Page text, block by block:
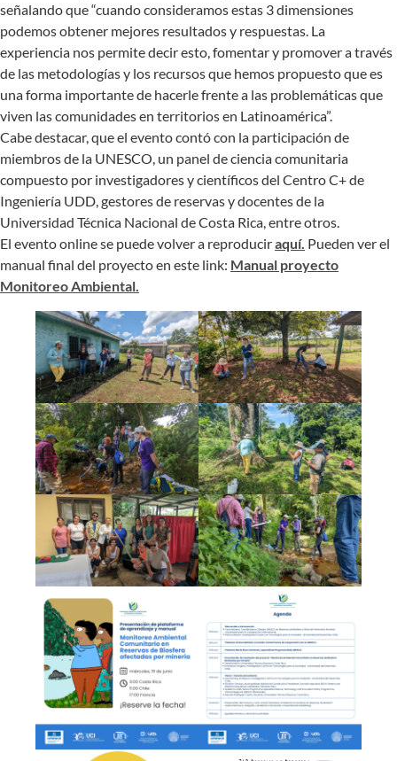
señalando que “cuando consideramos estas 3 dimensiones
podemos obtener mejores resultados y respuestas. La
experiencia nos permite decir esto, fomentar y promover a través
de las metodologías y los recursos que hemos propuesto que es
una forma importante de hacerle frente a las problemáticas que
viven las comunidades en territorios en Latinoamérica”.
Cabe destacar, que el evento contó con la participación de
miembros de la UNESCO, un panel de ciencia comunitaria
compuesto por investigadores y científicos del Centro C+ de
Ingeniería UDD, gestores de reservas y docentes de la
Universidad Técnica Nacional de Costa Rica, entre otros.
El evento online se puede volver a reproduciraquí. Pueden ver el
manual final del proyecto en este link: Manual proyecto
Monitoreo Ambiental.